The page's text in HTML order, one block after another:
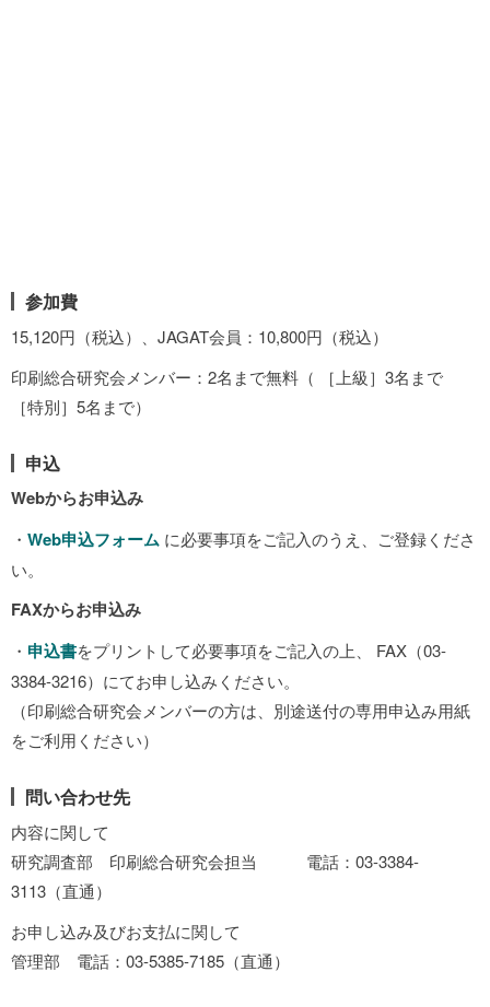
参加費
15,120円（税込）、JAGAT会員：10,800円（税込）
印刷総合研究会メンバー：2名まで無料（ ［上級］3名まで
［特別］5名まで）
申込
Webからお申込み
・ Web申込フォーム に必要事項をご記入のうえ、ご登録くださ
い。
FAXからお申込み
・ 申込書をプリントして必要事項をご記入の上、 FAX（03-
3384-3216）にてお申し込みください。
（印刷総合研究会メンバーの方は、別途送付の専用申込み用紙
をご利用ください）
問い合わせ先
内容に関して
研究調査部 印刷総合研究会担当 電話：03-3384-
3113（直通）
お申し込み及びお支払に関して
管理部 電話：03-5385-7185（直通）